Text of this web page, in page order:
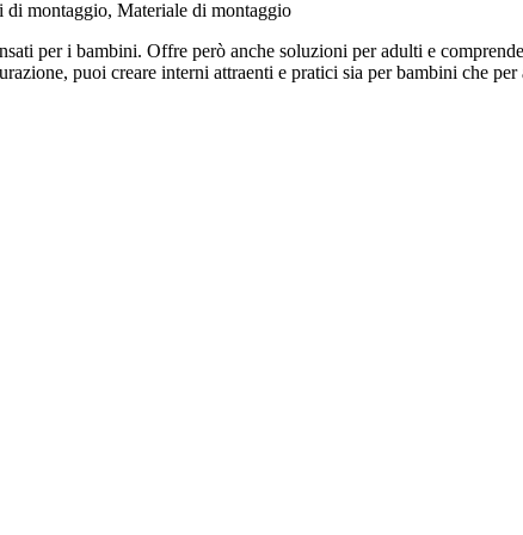
montaggio, Materiale di montaggio
per i bambini. Offre però anche soluzioni per adulti e
puoi creare interni attraenti e pratici sia per bambini che per